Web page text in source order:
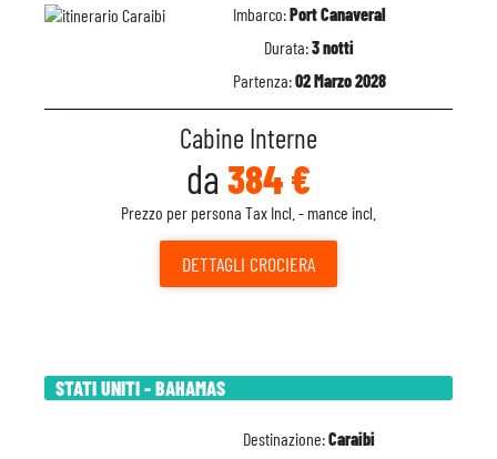
Imbarco:Port Canaveral
Durata:3 notti
Partenza:02 Marzo 2028
Cabine Interne
da 384 €
Prezzo per persona Tax Incl. - mance incl.
DETTAGLI CROCIERA
STATI UNITI - BAHAMAS
Destinazione:Caraibi